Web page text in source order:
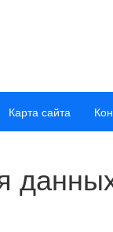
Карта сайта